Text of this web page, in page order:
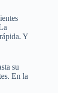
Y
su
En la